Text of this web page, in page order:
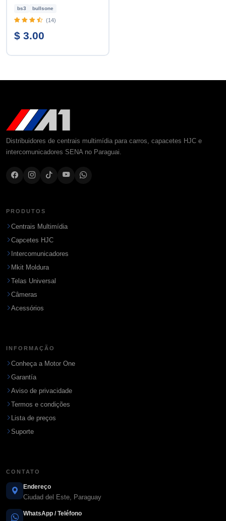
bs3 bullsone
(14)
$ 3.00
Distribuidores de centrais multimídia para carros, capacetes HJC e
intercomunicadores SENA no Paraguai.
PRODUTOS
Centrais Multimídia
Capcetes HJC
Intercomunicadores
Mkit Moldura
Telas Universal
Câmeras
Acessórios
INFORMAÇÃO
Conheça a Motor One
Garantía
Aviso de privacidade
Termos e condições
Lista de preços
Suporte
CONTATO
Endereço
Ciudad del Este, Paraguay
WhatsApp / Teléfono